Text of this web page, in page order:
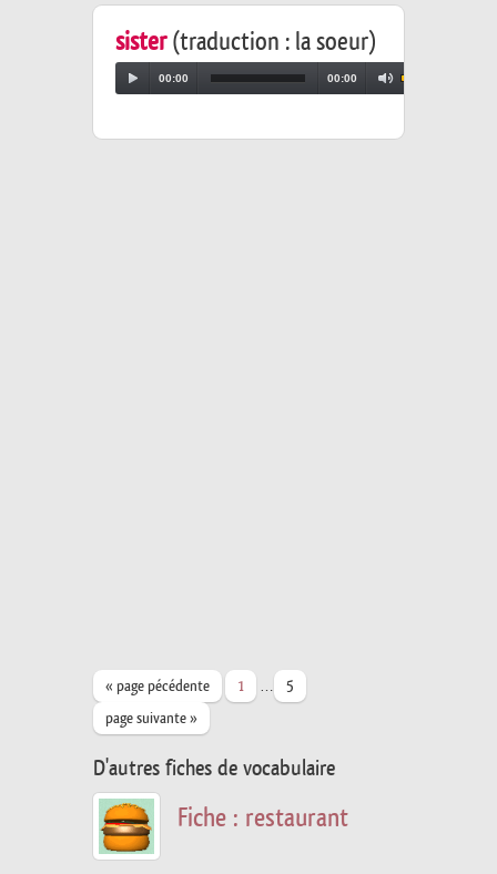
sister(traduction : la soeur)
00:00 00:00
« page pécédente 1 … 5
page suivante »
D'autres fiches de vocabulaire
Fiche : restaurant